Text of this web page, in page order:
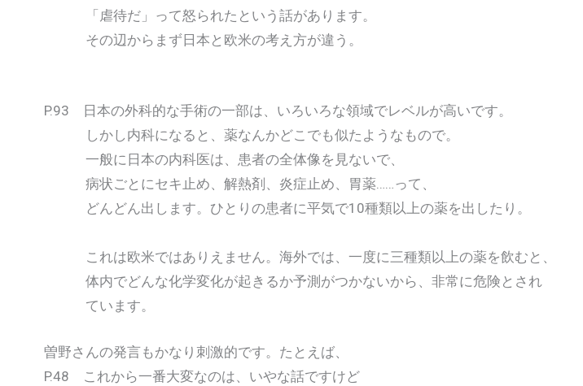
「虐待だ」って怒られたという話があります。
その辺からまず日本と欧米の考え方が違う。
P.93 日本の外科的な手術の一部は、いろいろな領域でレベルが高いです。
しかし内科になると、薬なんかどこでも似たようなもので。
一般に日本の内科医は、患者の全体像を見ないで、
病状ごとにセキ止め、解熱剤、炎症止め、胃薬……って、
どんどん出します。ひとりの患者に平気で10種類以上の薬を出したり。
これは欧米ではありえません。海外では、一度に三種類以上の薬を飲むと、
体内でどんな化学変化が起きるか予測がつかないから、非常に危険とされ
ています。
曽野さんの発言もかなり刺激的です。たとえば、
P.48 これから一番大変なのは、いやな話ですけど